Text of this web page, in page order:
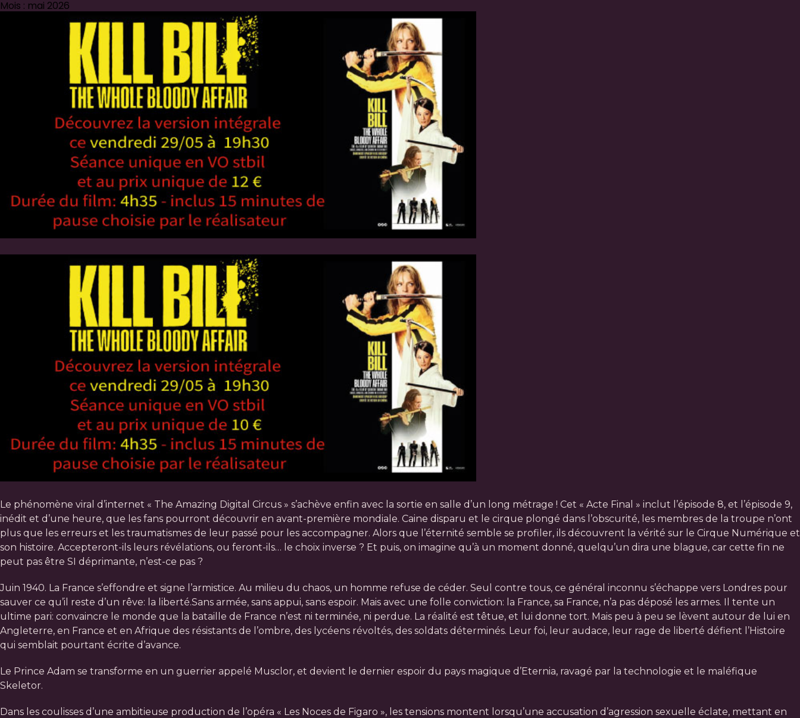
Mois : mai 2026
Le phénomène viral d’internet « The Amazing Digital Circus » s’achève enfin avec la sortie en salle d’un long métrage ! Cet « Acte Final » inclut l’épisode 8, et l’épisode 9,
inédit et d’une heure, que les fans pourront découvrir en avant-première mondiale. Caine disparu et le cirque plongé dans l’obscurité, les membres de la troupe n’ont
plus que les erreurs et les traumatismes de leur passé pour les accompagner. Alors que l’éternité semble se profiler, ils découvrent la vérité sur le Cirque Numérique et
son histoire. Accepteront-ils leurs révélations, ou feront-ils… le choix inverse ? Et puis, on imagine qu’à un moment donné, quelqu’un dira une blague, car cette fin ne
peut pas être SI déprimante, n’est-ce pas ?
Juin 1940. La France s’effondre et signe l’armistice. Au milieu du chaos, un homme refuse de céder. Seul contre tous, ce général inconnu s’échappe vers Londres pour
sauver ce qu’il reste d’un rêve: la liberté.Sans armée, sans appui, sans espoir. Mais avec une folle conviction: la France, sa France, n’a pas déposé les armes. Il tente un
ultime pari: convaincre le monde que la bataille de France n’est ni terminée, ni perdue. La réalité est têtue, et lui donne tort. Mais peu à peu se lèvent autour de lui en
Angleterre, en France et en Afrique des résistants de l’ombre, des lycéens révoltés, des soldats déterminés. Leur foi, leur audace, leur rage de liberté défient l’Histoire
qui semblait pourtant écrite d’avance.
Le Prince Adam se transforme en un guerrier appelé Musclor, et devient le dernier espoir du pays magique d’Eternia, ravagé par la technologie et le maléfique
Skeletor.
Dans les coulisses d’une ambitieuse production de l’opéra « Les Noces de Figaro », les tensions montent lorsqu’une accusation d’agression sexuelle éclate, mettant en